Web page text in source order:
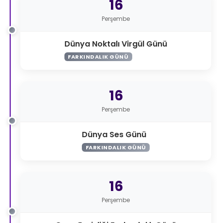
16
Perşembe
Dünya Noktalı Virgül Günü
FARKINDALIK GÜNÜ
16
Perşembe
Dünya Ses Günü
FARKINDALIK GÜNÜ
16
Perşembe